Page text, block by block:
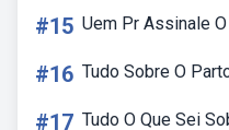
#15 Uem Pr Assinale
#16 Tudo Sobre O
#17 Tudo O Que Sei